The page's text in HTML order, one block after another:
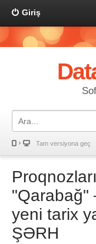
Giriş
Tam versiyona geç
"Qarabağ"
yeni tarix
ŞƏRH